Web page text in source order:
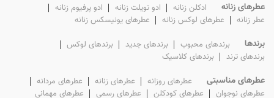
عطرهای زنانه ادکلن‌ زنانه ادو تویلت‌ زنانه
ادو پرفیوم‌ زنانه
عطر‌ زنانه
عطرهای لوکس‌ زنانه عطرهای یونیسکس زنانه
برندها برندهای محبوب برندهای جدید
برندهای لوکس
برندهای ترند
برندهای کلاسیک
عطرهای مناسبتی عطرهای روزانه عطرهای زنانه
عطرهای مردانه
عطرهای نوجوان
عطرهای کودکلن عطرهای رسمی عطرهای مهمانی